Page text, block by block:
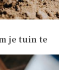
je tuin te